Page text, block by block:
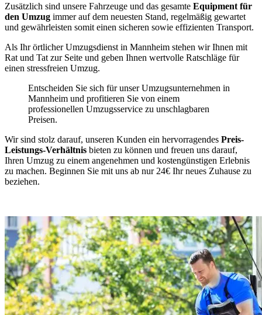
Zusätzlich sind unsere Fahrzeuge und das gesamte Equipment für
den Umzug immer auf dem neuesten Stand, regelmäßig gewartet
und gewährleisten somit einen sicheren sowie effizienten Transport.
Als Ihr örtlicher Umzugsdienst in Mannheim stehen wir Ihnen mit
Rat und Tat zur Seite und geben Ihnen wertvolle Ratschläge für
einen stressfreien Umzug.
Entscheiden Sie sich für unser Umzugsunternehmen in
Mannheim und profitieren Sie von einem
professionellen Umzugsservice zu unschlagbaren
Preisen.
Wir sind stolz darauf, unseren Kunden ein hervorragendes Preis-
Leistungs-Verhältnis bieten zu können und freuen uns darauf,
Ihren Umzug zu einem angenehmen und kostengünstigen Erlebnis
zu machen. Beginnen Sie mit uns ab nur 24€ Ihr neues Zuhause zu
beziehen.